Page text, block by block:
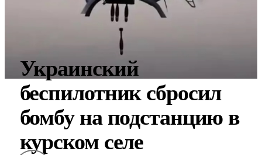
Украинский
беспилотник сбросил
бомбу на подстанцию в
курском селе